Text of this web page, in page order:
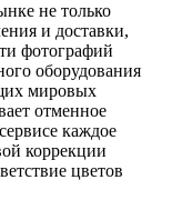
не только
и доставки,
фотографий
оборудования
мировых
отменное
каждое
коррекции
цветов